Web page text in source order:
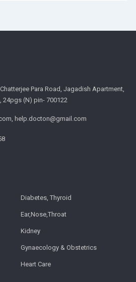
Para Road, Jagadish Apartment,
24pgs (N) pin- 700122
, help.docton@gmail.com
Diabetes, Thyroid
Ear,Nose,Throat
Kidney
Gynaecology & Obstetrics
Heart Care